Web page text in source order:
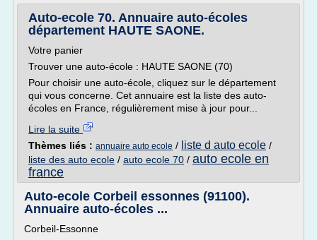
Auto-ecole 70. Annuaire auto-écoles
département HAUTE SAONE.
Votre panier
Trouver une auto-école : HAUTE SAONE (70)
Pour choisir une auto-école, cliquez sur le département
qui vous concerne. Cet annuaire est la liste des auto-
écoles en France, régulièrement mise à jour pour...
Lire la suite
Thèmes liés : annuaire auto ecole / liste d auto ecole /
liste des auto ecole / auto ecole 70 / auto ecole en
france
Auto-ecole Corbeil essonnes (91100).
Annuaire auto-écoles ...
Corbeil-Essonne